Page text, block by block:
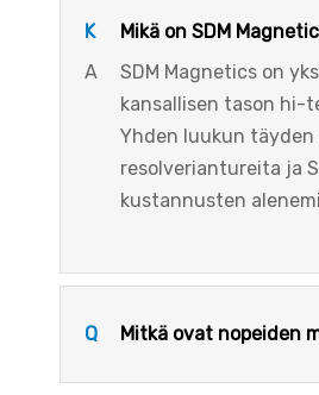
K
Mikä on SDM
A
SDM Magnetics on
kansallisen tason hi-
Yhden luukun
resolveriantureita ja
kustannusten
Q Mitkä ovat nopeiden